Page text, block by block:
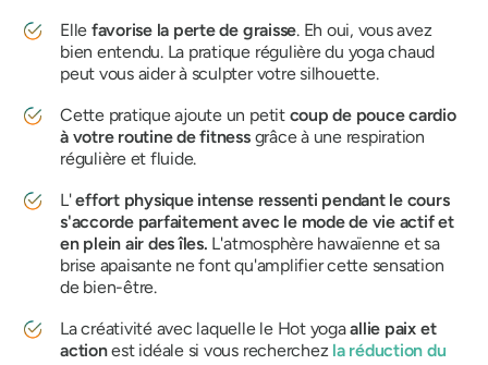
Elle favorise la perte de graisse. Eh oui, vous avez
bien entendu. La pratique régulière du yoga chaud
peut vous aider à sculpter votre silhouette.
Cette pratique ajoute un petit coup de pouce cardio
à votre routine de fitnessgrâce à une respiration
régulière et fluide.
L'effort physique intense ressenti pendant le cours
s'accorde parfaitement avec le mode de vie actif et
en plein air des îles. L'atmosphère hawaïenne et sa
brise apaisante ne font qu'amplifier cette sensation
de bien-être.
La créativité avec laquelle le Hot yogaallie paix et
actionest idéale si vous recherchez la réduction du